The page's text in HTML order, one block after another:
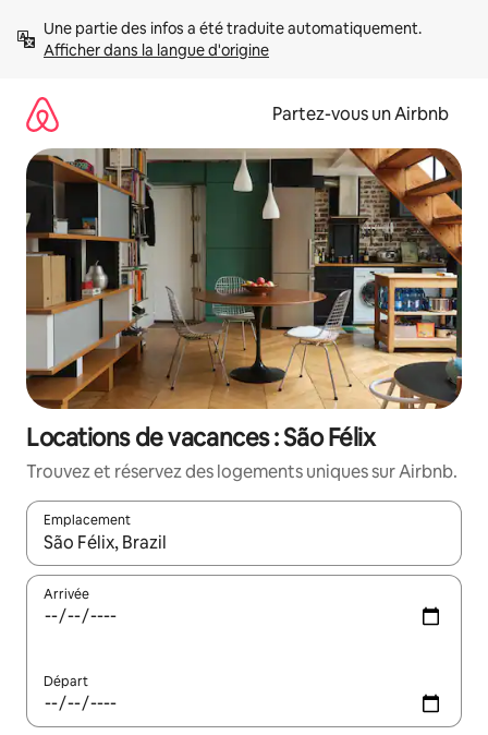
directement
Afficher dans la langue d'origine
Partez-vous un Airbnb
Locations de vacances : São Félix
Trouvez et réservez des logements uniques sur Airbnb.
Emplacement
Quand les résultats sont affichés, parcourez-les en utilisant
Arrivée
Départ